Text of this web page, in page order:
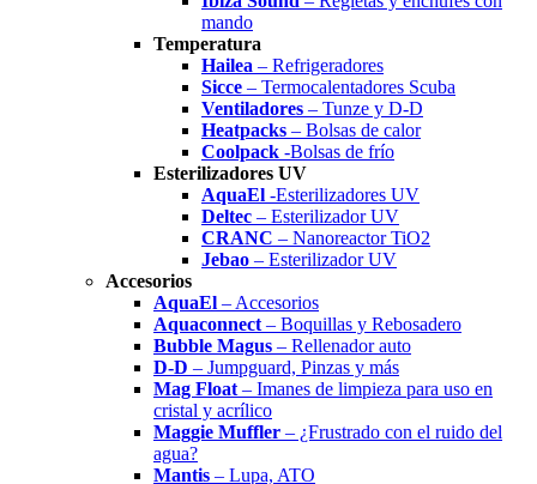
mando
Temperatura
Hailea – Refrigeradores
Sicce – Termocalentadores Scuba
Ventiladores – Tunze y D-D
Heatpacks – Bolsas de calor
Coolpack -Bolsas de frío
Esterilizadores UV
AquaEl -Esterilizadores UV
Deltec – Esterilizador UV
CRANC – Nanoreactor TiO2
Jebao – Esterilizador UV
Accesorios
AquaEl – Accesorios
Aquaconnect – Boquillas y Rebosadero
Bubble Magus – Rellenador auto
D-D – Jumpguard, Pinzas y más
Mag Float – Imanes de limpieza para uso en
cristal y acrílico
Maggie Muffler – ¿Frustrado con el ruido del
agua?
Mantis – Lupa, ATO